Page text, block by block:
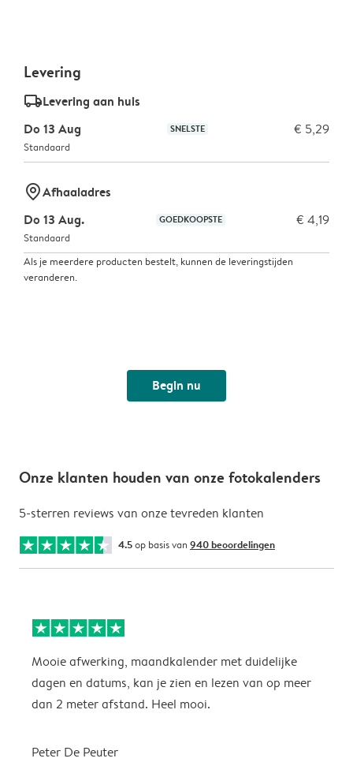
Levering
delivery_standard_v2Levering aan huis
Do 13 Aug
SNELSTE € 5,29
Standaard
marker-pinAfhaaladres
Do 13 Aug.
GOEDKOOPSTE € 4,19
Standaard
Als je meerdere producten bestelt, kunnen de leveringstijden
veranderen.
Begin nu
Onze klanten houden van onze fotokalenders
5-sterren reviews van onze tevreden klanten
4.5op basis van 940 beoordelingen
Mooie afwerking, maandkalender met duidelijke
dagen en datums, kan je zien en lezen van op meer
dan 2 meter afstand. Heel mooi.
Peter De Peuter